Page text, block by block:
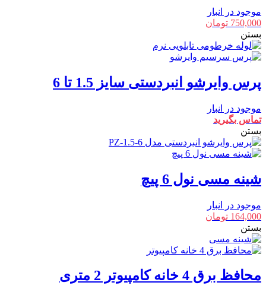
موجود در انبار
750,000 تومان
بستن
پرس وایرشو انبردستی سایز 1.5 تا 6
موجود در انبار
تماس بگیرید
بستن
شینه مسی نول 6 پیچ
موجود در انبار
164,000 تومان
بستن
محافظ برق 4 خانه کامپیوتر 2 متری